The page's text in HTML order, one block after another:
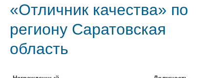
«Отличник качества» по
региону Саратовская
область